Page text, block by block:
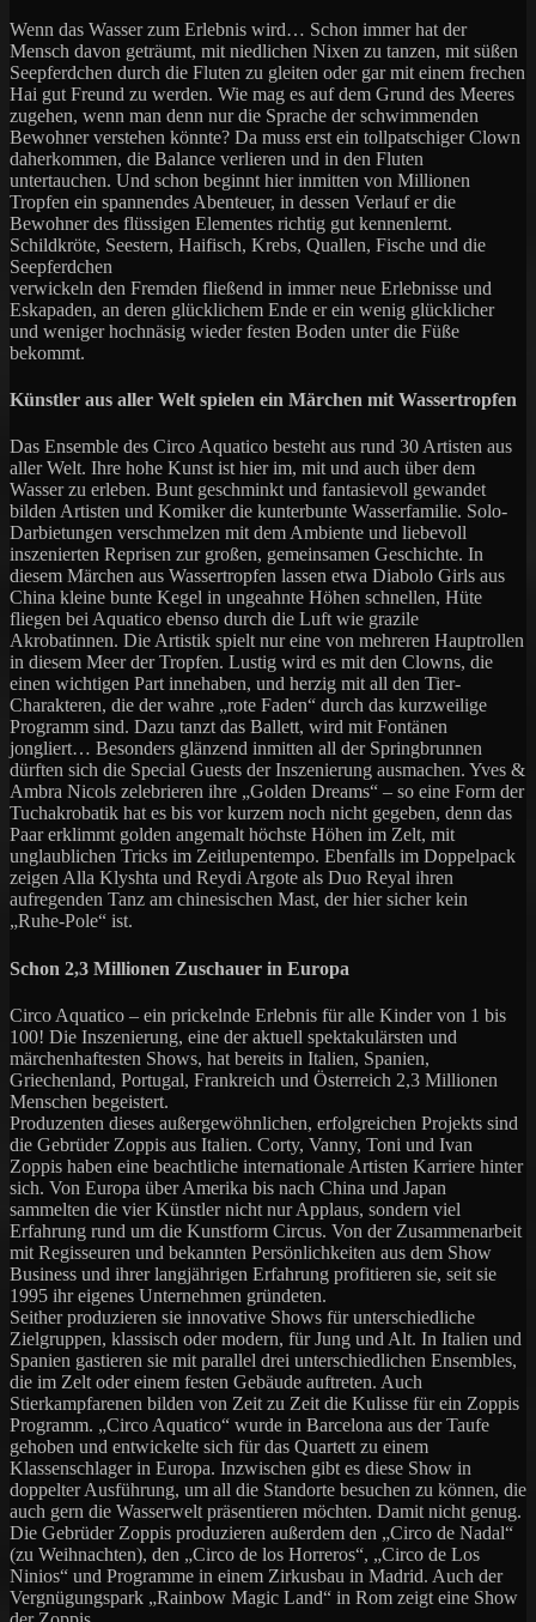
Wenn das Wasser zum Erlebnis wird… Schon immer hat der
Mensch davon geträumt, mit niedlichen Nixen zu tanzen, mit süßen
Seepferdchen durch die Fluten zu gleiten oder gar mit einem frechen
Hai gut Freund zu werden. Wie mag es auf dem Grund des Meeres
zugehen, wenn man denn nur die Sprache der schwimmenden
Bewohner verstehen könnte? Da muss erst ein tollpatschiger Clown
daherkommen, die Balance verlieren und in den Fluten
untertauchen. Und schon beginnt hier inmitten von Millionen
Tropfen ein spannendes Abenteuer, in dessen Verlauf er die
Bewohner des flüssigen Elementes richtig gut kennenlernt.
Schildkröte, Seestern, Haifisch, Krebs, Quallen, Fische und die
Seepferdchen
verwickeln den Fremden fließend in immer neue Erlebnisse und
Eskapaden, an deren glücklichem Ende er ein wenig glücklicher
und weniger hochnäsig wieder festen Boden unter die Füße
bekommt.
Künstler aus aller Welt spielen ein Märchen mit Wassertropfen
Das Ensemble des Circo Aquatico besteht aus rund 30 Artisten aus
aller Welt. Ihre hohe Kunst ist hier im, mit und auch über dem
Wasser zu erleben. Bunt geschminkt und fantasievoll gewandet
bilden Artisten und Komiker die kunterbunte Wasserfamilie. Solo-
Darbietungen verschmelzen mit dem Ambiente und liebevoll
inszenierten Reprisen zur großen, gemeinsamen Geschichte. In
diesem Märchen aus Wassertropfen lassen etwa Diabolo Girls aus
China kleine bunte Kegel in ungeahnte Höhen schnellen, Hüte
fliegen bei Aquatico ebenso durch die Luft wie grazile
Akrobatinnen. Die Artistik spielt nur eine von mehreren Hauptrollen
in diesem Meer der Tropfen. Lustig wird es mit den Clowns, die
einen wichtigen Part innehaben, und herzig mit all den Tier-
Charakteren, die der wahre „rote Faden“ durch das kurzweilige
Programm sind. Dazu tanzt das Ballett, wird mit Fontänen
jongliert… Besonders glänzend inmitten all der Springbrunnen
dürften sich die Special Guests der Inszenierung ausmachen. Yves &
Ambra Nicols zelebrieren ihre „Golden Dreams“ – so eine Form der
Tuchakrobatik hat es bis vor kurzem noch nicht gegeben, denn das
Paar erklimmt golden angemalt höchste Höhen im Zelt, mit
unglaublichen Tricks im Zeitlupentempo. Ebenfalls im Doppelpack
zeigen Alla Klyshta und Reydi Argote als Duo Reyal ihren
aufregenden Tanz am chinesischen Mast, der hier sicher kein
„Ruhe-Pole“ ist.
Schon 2,3 Millionen Zuschauer in Europa
Circo Aquatico – ein prickelnde Erlebnis für alle Kinder von 1 bis
100! Die Inszenierung, eine der aktuell spektakulärsten und
märchenhaftesten Shows, hat bereits in Italien, Spanien,
Griechenland, Portugal, Frankreich und Österreich 2,3 Millionen
Menschen begeistert.
Produzenten dieses außergewöhnlichen, erfolgreichen Projekts sind
die Gebrüder Zoppis aus Italien. Corty, Vanny, Toni und Ivan
Zoppis haben eine beachtliche internationale Artisten Karriere hinter
sich. Von Europa über Amerika bis nach China und Japan
sammelten die vier Künstler nicht nur Applaus, sondern viel
Erfahrung rund um die Kunstform Circus. Von der Zusammenarbeit
mit Regisseuren und bekannten Persönlichkeiten aus dem Show
Business und ihrer langjährigen Erfahrung profitieren sie, seit sie
1995 ihr eigenes Unternehmen gründeten.
Seither produzieren sie innovative Shows für unterschiedliche
Zielgruppen, klassisch oder modern, für Jung und Alt. In Italien und
Spanien gastieren sie mit parallel drei unterschiedlichen Ensembles,
die im Zelt oder einem festen Gebäude auftreten. Auch
Stierkampfarenen bilden von Zeit zu Zeit die Kulisse für ein Zoppis
Programm. „Circo Aquatico“ wurde in Barcelona aus der Taufe
gehoben und entwickelte sich für das Quartett zu einem
Klassenschlager in Europa. Inzwischen gibt es diese Show in
doppelter Ausführung, um all die Standorte besuchen zu können, die
auch gern die Wasserwelt präsentieren möchten. Damit nicht genug.
Die Gebrüder Zoppis produzieren außerdem den „Circo de Nadal“
(zu Weihnachten), den „Circo de los Horreros“, „Circo de Los
Ninios“ und Programme in einem Zirkusbau in Madrid. Auch der
Vergnügungspark „Rainbow Magic Land“ in Rom zeigt eine Show